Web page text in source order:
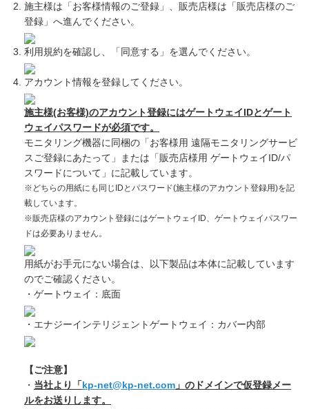
施主様は「お客様情報のご登録」、販売店様は「販売店様のご
登録」へ進んでください。
利用規約を確認し、「同意する」を選んでください。
アカウント情報を登録してください。
施主様(お客様)のアカウント登録にはゲートウェイIDとゲート
ウェイパスワードが必須です。
モニタリング機器に同梱の「お客様用 遠隔モニタリングサービ
スご登録にあたって」または「販売店様用 ゲートウェイID/パ
スワードについて」に記載しています。
※どちらの用紙にも同じIDとパスワード(施主様のアカウント登録用)を記
載しています。
※販売店様のアカウント登録にはゲートウェイID、ゲートウェイパスワー
ドは必要ありません。
用紙がお手元にない場合は、以下製品は本体に記載しています
のでご確認ください。
・ゲートウェイ：底面
・エナジーインテリジェントゲートウェイ：カバー内部
【ご注意】
・ 当社より「kp-net@kp-net.com 」のドメインで仮登録メー
ルをお送りします。